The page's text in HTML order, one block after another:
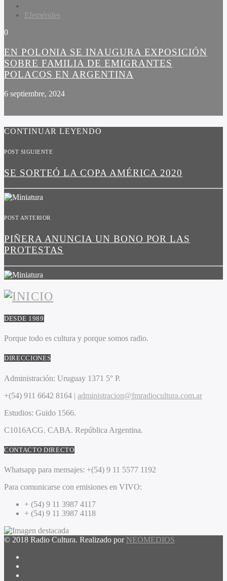
Efemérides
0
EN POLONIA SE INAUGURA EXPOSICIÓN
SOBRE FAMILIA DE EMIGRANTES
POLACOS EN ARGENTINA
6 septiembre, 2024
CONTINUAR LEYENDO
POST SIGUIENTE
SE SORTEÓ LA COPA AMÉRICA 2020
POST ANTERIOR
PIÑERA ANUNCIA UN BONO POR LAS
PROTESTAS
DESDE 1989
Porque todo es cultura y porque somos radio.
DIRECCIONES
Administración: Uruguay 1371 5° P.
+(54) 911 6642 8164 | administracion@fmradiocultura.com.ar
Estudios: Guido 1566.
C1016ACG. CABA. República Argentina.
CONTACTO DIRECTO
Whatsapp para mensajes: +(54) 9 11 5577 1192
Para comunicarse con emisiones en VIVO:
+ (54) 9 11 3987 4117
+ (54) 9 11 3987 4118
© 2018 Radio Cultura. Realizado por NEOMEDIOS